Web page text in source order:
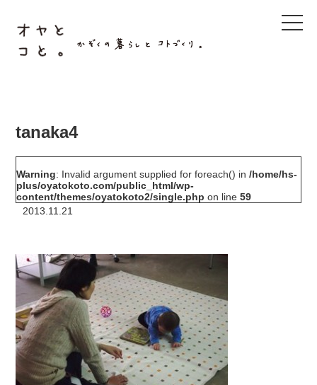
tanaka4
Warning: Invalid argument supplied for foreach() in/home/hs-
plus/oyatokoto.com/public_html/wp-
content/themes/oyatokoto2/single.php on line59
2013.11.21
t
o
i
n